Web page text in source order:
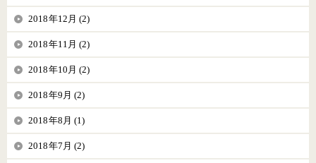
2018年12月 (2)
2018年11月 (2)
2018年10月 (2)
2018年9月 (2)
2018年8月 (1)
2018年7月 (2)